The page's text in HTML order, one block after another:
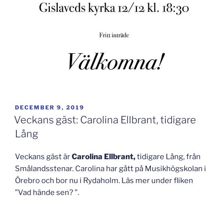
PUBLICERAT
DECEMBER 9, 2019
Veckans gäst: Carolina Ellbrant, tidigare
Lång
Veckans gäst ärCarolina Ellbrant,tidigare Lång, från
Smålandsstenar. Carolina har gått på Musikhögskolan i
Örebro och bor nu i Rydaholm. Läs mer under fliken
”Vad hände sen? ”.